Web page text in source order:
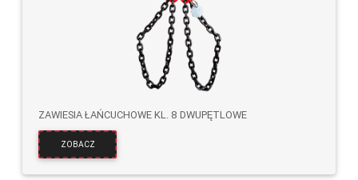
ZAWIESIA ŁAŃCUCHOWE KL. 8 DWUPĘTLOWE
ZOBACZ